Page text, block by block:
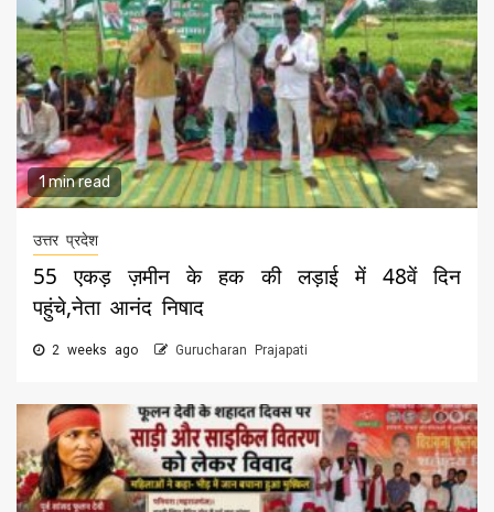
1 min read
उत्तर प्रदेश
55 एकड़ ज़मीन के हक की लड़ाई में 48वें दिन
पहुंचे,नेता आनंद निषाद
2 weeks ago Gurucharan Prajapati